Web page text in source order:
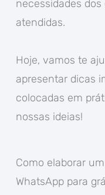
necessidades
atendidas.
Hoje, vamos te
apresentar dicas
colocadas em
nossas ideias!
Como elaborar
WhatsApp para